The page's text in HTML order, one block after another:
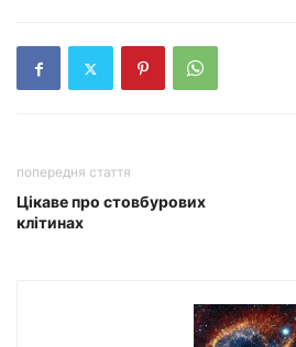
попередня стаття
Цікаве про стовбурових
клітинах